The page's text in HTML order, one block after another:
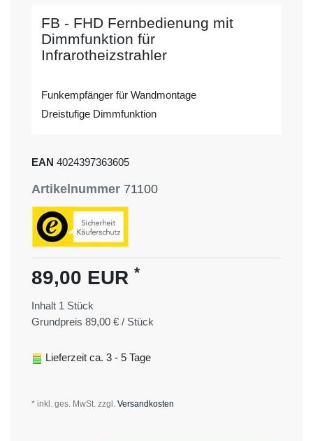
FB - FHD Fernbedienung mit
Dimmfunktion für
Infrarotheizstrahler
Funkempfänger für Wandmontage
Dreistufige Dimmfunktion
EAN 4024397363605
Artikelnummer 71100
89,00 EUR *
Inhalt 1 Stück
Grundpreis 89,00 € / Stück
Lieferzeit ca. 3 - 5 Tage
* inkl. ges. MwSt. zzgl. Versandkosten